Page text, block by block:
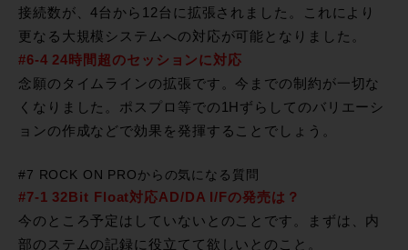
接続数が、4台から12台に拡張されました。これにより
更なる大規模システムへの対応が可能となりました。
#6-4 24時間超のセッションに対応
念願のタイムラインの拡張です。今までの制約が一切な
くなりました。ポスプロ等での1Hずらしてのバリエーシ
ョンの作成などで効果を発揮することでしょう。
#7 ROCK ON PROからの気になる質問
#7-1 32Bit Float対応AD/DA I/Fの発売は？
今のところ予定はしていないとのことです。まずは、内
部のステムの記録に役立てて欲しいとのこと。